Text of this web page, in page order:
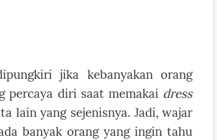
jika kebanyakan orang
percaya diri saat memakai dress
lain yang sejenisnya. Jadi, wajar
banyak orang yang ingin tahu